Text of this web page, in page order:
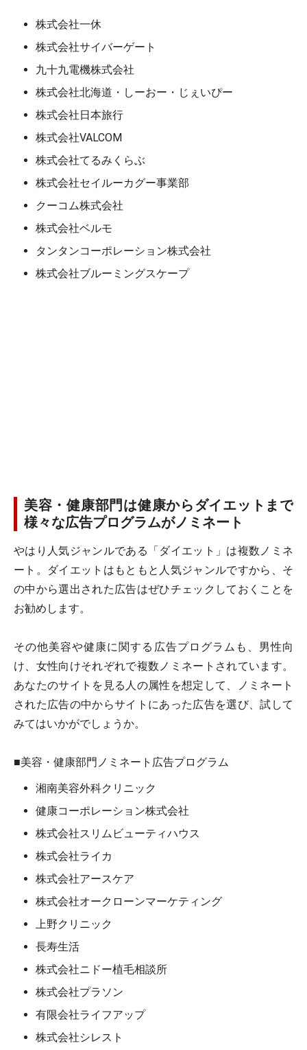
株式会社一休
株式会社サイバーゲート
九十九電機株式会社
株式会社北海道・しーおー・じぇいぴー
株式会社日本旅行
株式会社VALCOM
株式会社てるみくらぶ
株式会社セイルーカグー事業部
クーコム株式会社
株式会社ベルモ
タンタンコーポレーション株式会社
株式会社ブルーミングスケープ
美容・健康部門は健康からダイエットまで
様々な広告プログラムがノミネート
やはり人気ジャンルである「ダイエット」は複数ノミネ
ート。ダイエットはもともと人気ジャンルですから、そ
の中から選出された広告はぜひチェックしておくことを
お勧めします。
その他美容や健康に関する広告プログラムも、男性向
け、女性向けそれぞれで複数ノミネートされています。
あなたのサイトを見る人の属性を想定して、ノミネート
された広告の中からサイトにあった広告を選び、試して
みてはいかがでしょうか。
■美容・健康部門ノミネート広告プログラム
湘南美容外科クリニック
健康コーポレーション株式会社
株式会社スリムビューティハウス
株式会社ライカ
株式会社アースケア
株式会社オークローンマーケティング
上野クリニック
長寿生活
株式会社ニドー植毛相談所
株式会社プラソン
有限会社ライフアップ
株式会社シレスト